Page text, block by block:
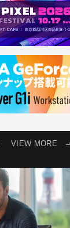
VIEW MORE